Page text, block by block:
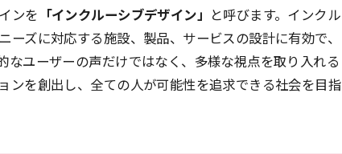
ンを 「インクルーシブデザイン」
と呼びます。インクル
ーズに対応する施設、製品、サービスの設計に有効で、
なユーザーの声だけではなく、多様な視点を取り入れる
ンを創出し、全ての人が可能性を追求できる社会を目指